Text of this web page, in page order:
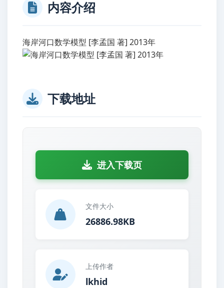
内容介绍
海岸河口数学模型 [李孟国 著] 2013年
下载地址
进入下载页
文件大小
26886.98KB
上传作者
lkhid